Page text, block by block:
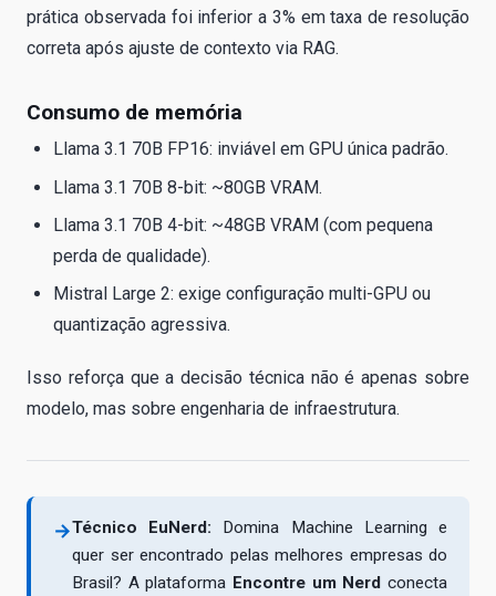
prática observada foi inferior a 3% em taxa de resolução
correta após ajuste de contexto via RAG.
Consumo de memória
Llama 3.1 70B FP16: inviável em GPU única padrão.
Llama 3.1 70B 8-bit: ~80GB VRAM.
Llama 3.1 70B 4-bit: ~48GB VRAM (com pequena
perda de qualidade).
Mistral Large 2: exige configuração multi-GPU ou
quantização agressiva.
Isso reforça que a decisão técnica não é apenas sobre
modelo, mas sobre engenharia de infraestrutura.
→Técnico EuNerd: Domina Machine Learning e
quer ser encontrado pelas melhores empresas do
Brasil? A plataforma Encontre um Nerd conecta